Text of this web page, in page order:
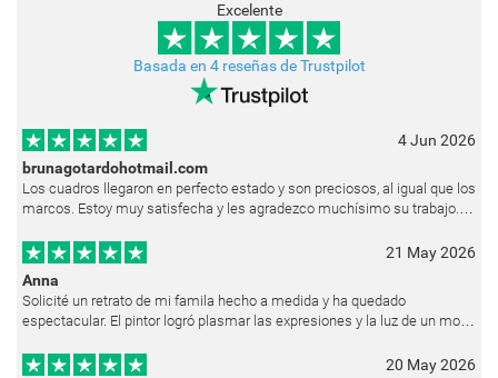
Excelente
Basada en 4 reseñas de Trustpilot
4 Jun 2026
brunagotardohotmail.com
Los cuadros llegaron en perfecto estado y son preciosos, al igual que los
marcos. Estoy muy satisfecha y les agradezco muchísimo su trabajo.
21 May 2026
Anna
Solicité un retrato de mi famila hecho a medida y ha quedado
espectacular. El pintor logró plasmar las expresiones y la luz de un modo
20 May 2026